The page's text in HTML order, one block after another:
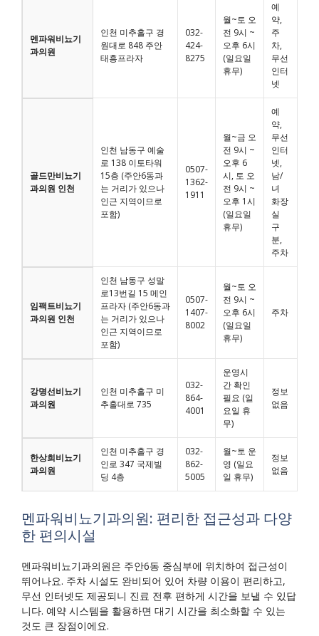
멘파워비뇨기
과의원
인천 미추홀구 경
원대로 848 주안
태흥프라자
032-
424-
8275
월~토 오
전 9시 ~
오후 6시
(일요일
휴무)
예
약,
주
차,
무선
인터
넷
골드만비뇨기
과의원 인천
인천 남동구 예술
로 138 이토타워
15층 (주안6동과
는 거리가 있으나
인근 지역이므로
포함)
0507-
1362-
1911
월~금 오
전 9시 ~
오후 6
시, 토 오
전 9시 ~
오후 1시
(일요일
휴무)
예
약,
무선
인터
넷,
남/
녀
화장
실
구
분,
주차
임팩트비뇨기
과의원 인천
인천 남동구 성말
로13번길 15 메인
프라자 (주안6동과
는 거리가 있으나
인근 지역이므로
포함)
0507-
1407-
8002
월~토 오
전 9시 ~
오후 6시
(일요일
휴무)
주차
강명선비뇨기
과의원
인천 미추홀구 미
추홀대로 735
032-
864-
4001
운영시
간 확인
필요 (일
요일 휴
무)
정보
없음
한상희비뇨기
과의원
인천 미추홀구 경
인로 347 국제빌
딩 4층
032-
862-
5005
월~토 운
영 (일요
일 휴무)
정보
없음
멘파워비뇨기과의원: 편리한 접근성과 다양
한 편의시설
멘파워비뇨기과의원은 주안6동 중심부에 위치하여 접근성이
뛰어나요. 주차 시설도 완비되어 있어 차량 이용이 편리하고,
무선 인터넷도 제공되니 진료 전후 편하게 시간을 보낼 수 있답
니다. 예약 시스템을 활용하면 대기 시간을 최소화할 수 있는
것도 큰 장점이에요.